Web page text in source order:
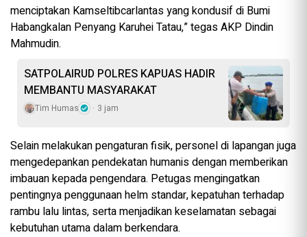
menciptakan Kamseltibcarlantas yang kondusif di Bumi
Habangkalan Penyang Karuhei Tatau,” tegas AKP Dindin
Mahmudin.
SATPOLAIRUD POLRES KAPUAS HADIR
MEMBANTU MASYARAKAT
Tim Humas 3 jam
Selain melakukan pengaturan fisik, personel di lapangan juga
mengedepankan pendekatan humanis dengan memberikan
imbauan kepada pengendara. Petugas mengingatkan
pentingnya penggunaan helm standar, kepatuhan terhadap
rambu lalu lintas, serta menjadikan keselamatan sebagai
kebutuhan utama dalam berkendara.